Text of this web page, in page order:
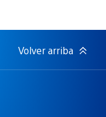
Volver arriba